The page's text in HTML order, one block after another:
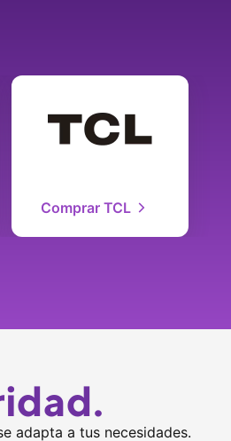
Comprar TCL
adapta a tus necesidades.